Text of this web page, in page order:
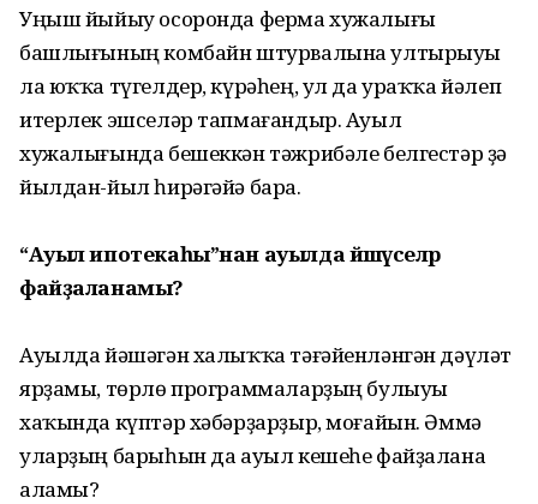
Уңыш йыйыу осоронда ферма хужалығы
башлығының комбайн штурвалына ултырыуы
ла юҡҡа түгелдер, күрәһең, ул да ураҡҡа йәлеп
итерлек эшселәр тапмаған­дыр. Ауыл
хужалығында бешеккән тәжрибәле белгестәр ҙә
йылдан-йыл һирәгәйә бара.
“Ауыл ипотекаһы”нан ауылда йәшәүселәр
файҙаланамы?
Ауылда йәшәгән халыҡҡа тәғәйенләнгән дәүләт
ярҙамы, төрлө программаларҙың булыуы
хаҡында күптәр хәбәрҙарҙыр, моғайын. Әммә
уларҙың барыһын да ауыл кешеһе файҙалана
аламы?